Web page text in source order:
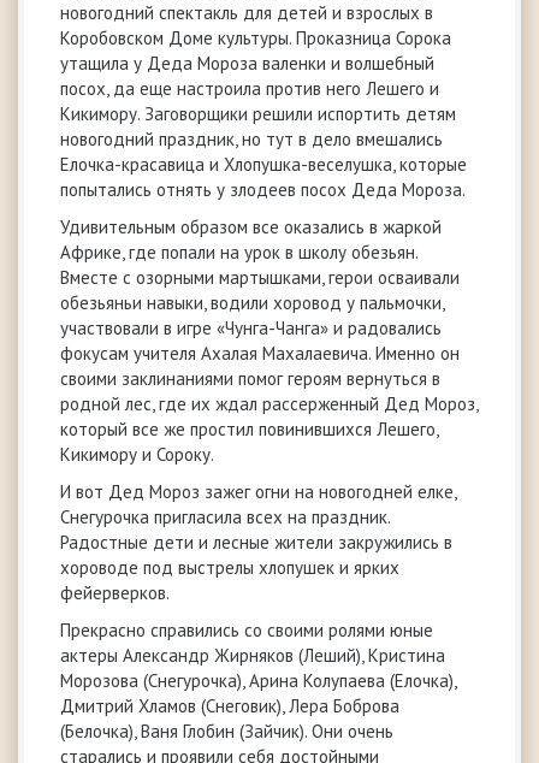
новогодний спектакль для детей и взрослых в
Коробовском Доме культуры. Проказница Сорока
утащила у Деда Мороза валенки и волшебный
посох, да еще настроила против него Лешего и
Кикимору. Заговорщики решили испортить детям
новогодний праздник, но тут в дело вмешались
Елочка-красавица и Хлопушка-веселушка, которые
попытались отнять у злодеев посох Деда Мороза.
Удивительным образом все оказались в жаркой
Африке, где попали на урок в школу обезьян.
Вместе с озорными мартышками, герои осваивали
обезьяньи навыки, водили хоровод у пальмочки,
участвовали в игре «Чунга-Чанга» и радовались
фокусам учителя Ахалая Махалаевича. Именно он
своими заклинаниями помог героям вернуться в
родной лес, где их ждал рассерженный Дед Мороз,
который все же простил повинившихся Лешего,
Кикимору и Сороку.
И вот Дед Мороз зажег огни на новогодней елке,
Снегурочка пригласила всех на праздник.
Радостные дети и лесные жители закружились в
хороводе под выстрелы хлопушек и ярких
фейерверков.
Прекрасно справились со своими ролями юные
актеры Александр Жирняков (Леший), Кристина
Морозова (Снегурочка), Арина Колупаева (Елочка),
Дмитрий Хламов (Снеговик), Лера Боброва
(Белочка), Ваня Глобин (Зайчик). Они очень
старались и проявили себя достойными